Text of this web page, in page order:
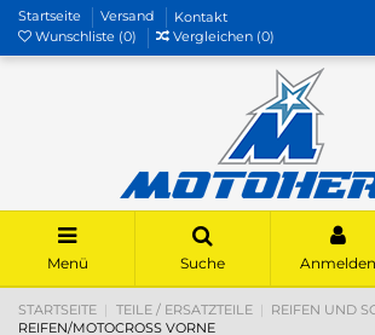
Startseite Versand
Kontakt
Wunschliste (0) Vergleichen (0)
Menü Suche Anmelden
STARTSEITE TEILE / ERSATZTEILE
REIFEN UND
REIFEN/MOTOCROSS VORNE